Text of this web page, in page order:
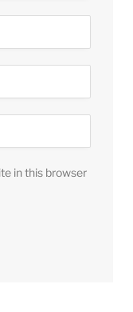
in this browser